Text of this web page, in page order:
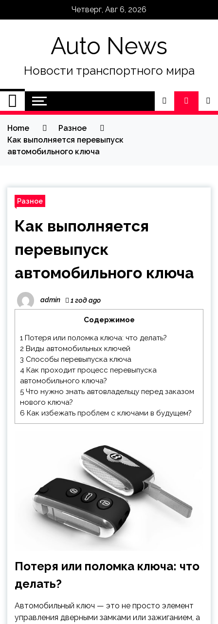
Четверг, Авг 6, 2026
Auto News
Новости транспортного мира
Home
Разное
Как выполняется перевыпуск
автомобильного ключа
Разное
Как выполняется
перевыпуск
автомобильного ключа
admin 1 год ago
Содержимое
1 Потеря или поломка ключа: что делать?
2 Виды автомобильных ключей
3 Способы перевыпуска ключа
4 Как проходит процесс перевыпуска
автомобильного ключа?
5 Что нужно знать автовладельцу перед заказом
нового ключа?
6 Как избежать проблем с ключами в будущем?
Потеря или поломка ключа: что
делать?
Автомобильный ключ — это не просто элемент
управления дверными замками или зажиганием, а